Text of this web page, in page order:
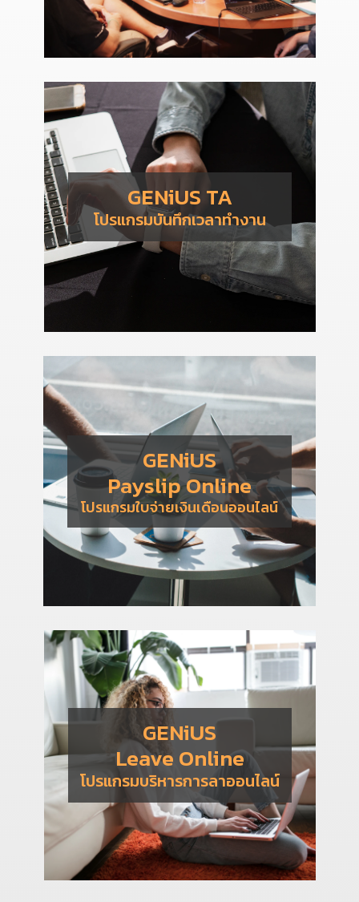
GENiUS TA
โปรแกรมบันทึกเวลาทำงาน
GENiUS
Payslip Online
โปรแกรมใบจ่ายเงินเดือนออนไลน์
GENiUS
Leave Online
โปรแกรมบริหารการลาออนไลน์